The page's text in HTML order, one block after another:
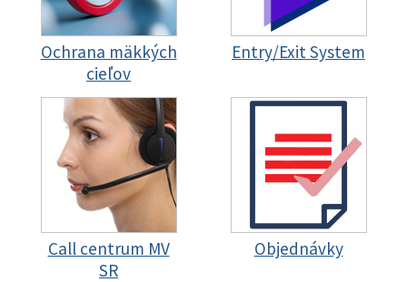
Ochrana mäkkých
cieľov
Entry/Exit System
Call centrum MV
SR
Objednávky